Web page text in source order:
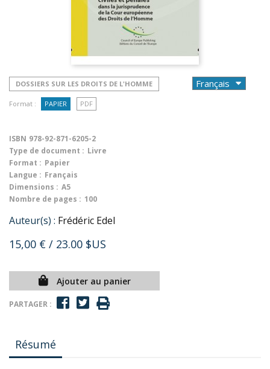
DOSSIERS SUR LES DROITS DE L'HOMME
Format : PAPIER PDF
ISBN 978-92-871-6205-2
Type de document : Livre
Format : Papier
Langue : Français
Dimensions : A5
Nombre de pages : 100
Auteur(s) : Frédéric Edel
15,00 € / 23.00 $US
Ajouter au panier
PARTAGER :
Résumé